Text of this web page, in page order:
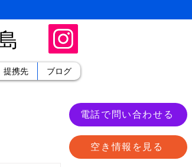
空き情報を見る
電話で問い合わせる
提携先 ブログ